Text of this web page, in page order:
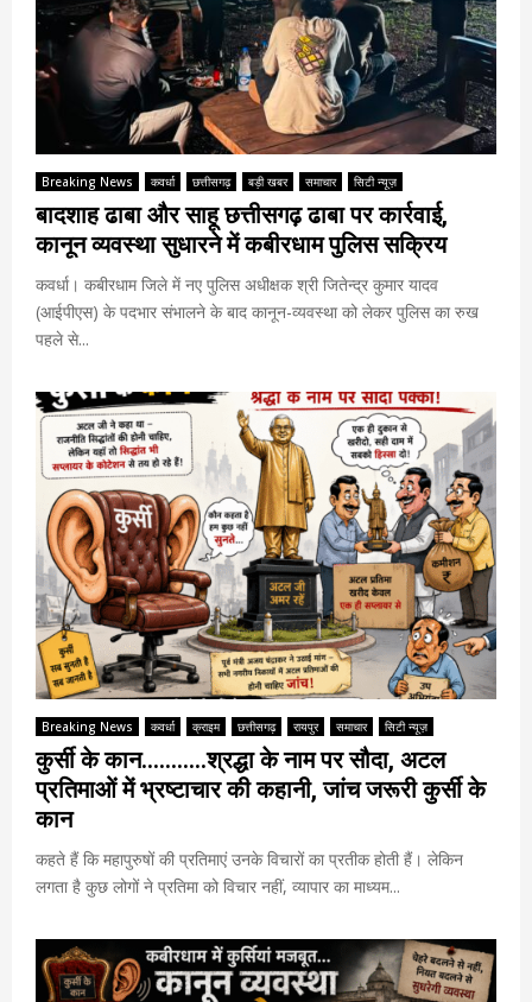
Breaking News कवर्धा छत्तीसगढ़ बड़ी खबर समाचार सिटी न्यूज़
बादशाह ढाबा और साहू छत्तीसगढ़ ढाबा पर कार्रवाई,
कानून व्यवस्था सुधारने में कबीरधाम पुलिस सक्रिय
कवर्धा। कबीरधाम जिले में नए पुलिस अधीक्षक श्री जितेन्द्र कुमार यादव
(आईपीएस) के पदभार संभालने के बाद कानून-व्यवस्था को लेकर पुलिस का रुख
पहले से...
Breaking News कवर्धा क्राइम छत्तीसगढ़ रायपुर समाचार सिटी न्यूज़
कुर्सी के कान………..श्रद्धा के नाम पर सौदा, अटल
प्रतिमाओं में भ्रष्टाचार की कहानी, जांच जरूरी कुर्सी के
कान
कहते हैं कि महापुरुषों की प्रतिमाएं उनके विचारों का प्रतीक होती हैं। लेकिन
लगता है कुछ लोगों ने प्रतिमा को विचार नहीं, व्यापार का माध्यम...